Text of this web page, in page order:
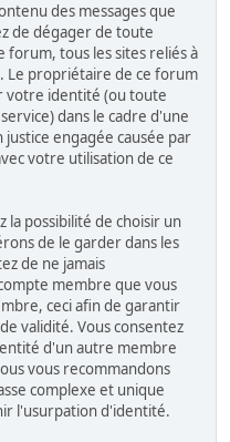
des messages que
de dégager de toute
tous les sites reliés à
Le propriétaire de ce forum
votre identité (ou toute
dans le cadre d'une
engagée causée par
votre utilisation de ce
la possibilité de choisir un
de le garder dans les
de ne jamais
membre que vous
ceci afin de garantir
validité. Vous consentez
d'un autre membre
vous recommandons
complexe et unique
l'usurpation d'identité.